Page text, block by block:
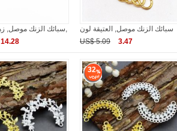
14.28
سبائك الزنك موصل, العتيقة لون
US$ 5.09
3.47
32